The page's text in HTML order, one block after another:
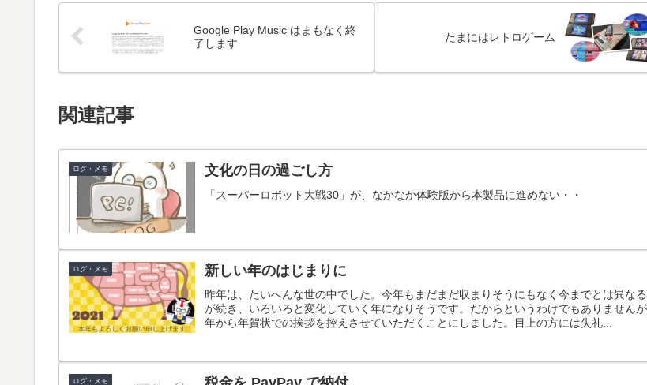
Google Play Music はまもなく終
了します
たまにはレトロゲーム
関連記事
ログ・メモ 文化の日の過ごし方
「スーパーロボット大戦30」が、なかなか体験版から本製品に進めない・・
ログ・メモ 新しい年のはじまりに
昨年は、たいへんな世の中でした。今年もまだまだ収まりそうにもなく今までとは異な
が続き、いろいろと変化していく年になりそうです。だからというわけでもありません
年から年賀状での挨拶を控えさせていただくことにしました。目上の方には失礼...
ログ・メモ